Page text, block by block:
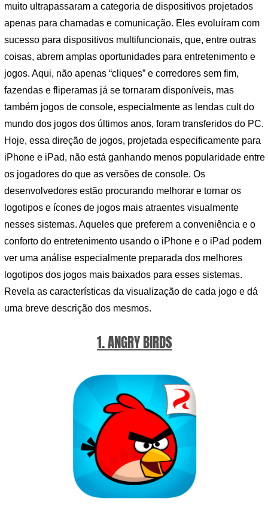
muito ultrapassaram a categoria de dispositivos projetados
apenas para chamadas e comunicação. Eles evoluíram com
sucesso para dispositivos multifuncionais, que, entre outras
coisas, abrem amplas oportunidades para entretenimento e
jogos. Aqui, não apenas “cliques” e corredores sem fim,
fazendas e fliperamas já se tornaram disponíveis, mas
também jogos de console, especialmente as lendas cult do
mundo dos jogos dos últimos anos, foram transferidos do PC.
Hoje, essa direção de jogos, projetada especificamente para
iPhone e iPad, não está ganhando menos popularidade entre
os jogadores do que as versões de console. Os
desenvolvedores estão procurando melhorar e tornar os
logotipos e ícones de jogos mais atraentes visualmente
nesses sistemas. Aqueles que preferem a conveniência e o
conforto do entretenimento usando o iPhone e o iPad podem
ver uma análise especialmente preparada dos melhores
logotipos dos jogos mais baixados para esses sistemas.
Revela as características da visualização de cada jogo e dá
uma breve descrição dos mesmos.
1. ANGRY BIRDS